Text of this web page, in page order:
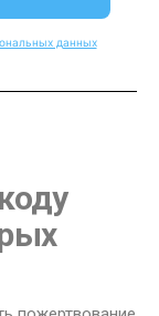
данных